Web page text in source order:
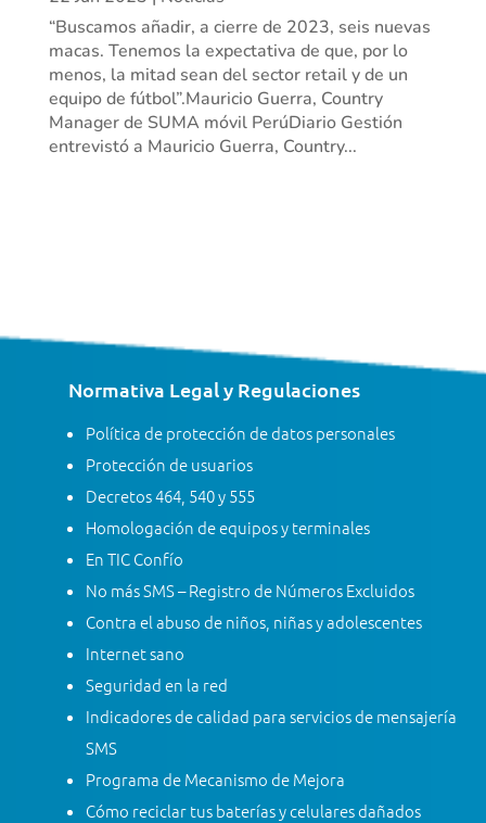
“Buscamos añadir, a cierre de 2023, seis nuevas
macas. Tenemos la expectativa de que, por lo
menos, la mitad sean del sector retail y de un
equipo de fútbol”.Mauricio Guerra, Country
Manager de SUMA móvil PerúDiario Gestión
entrevistó a Mauricio Guerra, Country...
Normativa Legal y Regulaciones
Política de protección de datos personales
Protección de usuarios
Decretos 464, 540 y 555
Homologación de equipos y terminales
En TIC Confío
No más SMS – Registro de Números Excluidos
Contra el abuso de niños, niñas y adolescentes
Internet sano
Seguridad en la red
Indicadores de calidad para servicios de mensajería
SMS
Programa de Mecanismo de Mejora
Cómo reciclar tus baterías y celulares dañados